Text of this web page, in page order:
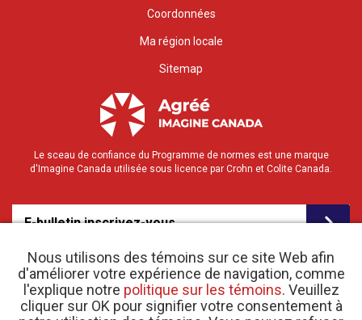
Nous utilisons des témoins sur ce site Web afin
d'améliorer votre expérience de navigation, comme
l'explique notre politique sur les témoins. Veuillez
cliquer sur OK pour signifier votre consentement à
Coordonnées
Ma région locale
Sitemap
Le sceau de confiance du Programme de normes est une marque
d'Imagine Canada utilisée sous licence par Crohn et Colite Canada.
E-bulletin inscrivez-vous